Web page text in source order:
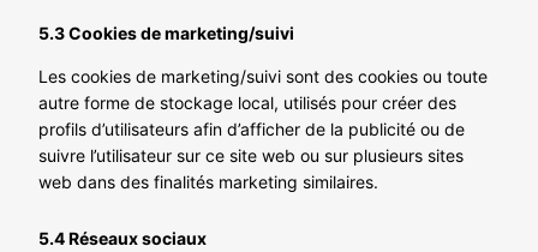
5.3 Cookies de marketing/suivi
Les cookies de marketing/suivi sont des cookies ou toute
autre forme de stockage local, utilisés pour créer des
profils d’utilisateurs afin d’afficher de la publicité ou de
suivre l’utilisateur sur ce site web ou sur plusieurs sites
web dans des finalités marketing similaires.
5.4 Réseaux sociaux